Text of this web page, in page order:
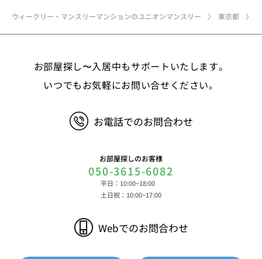
ウィークリー・マンスリーマンションのユニオンマンスリー 東京都
お部屋探し〜入居中もサポートいたします。
いつでもお気軽にお問い合せください。
お電話でのお問合わせ
お部屋探しのお客様
050-3615-6082
平日：10:00~18:00
土日祝：10:00~17:00
Webでのお問合わせ